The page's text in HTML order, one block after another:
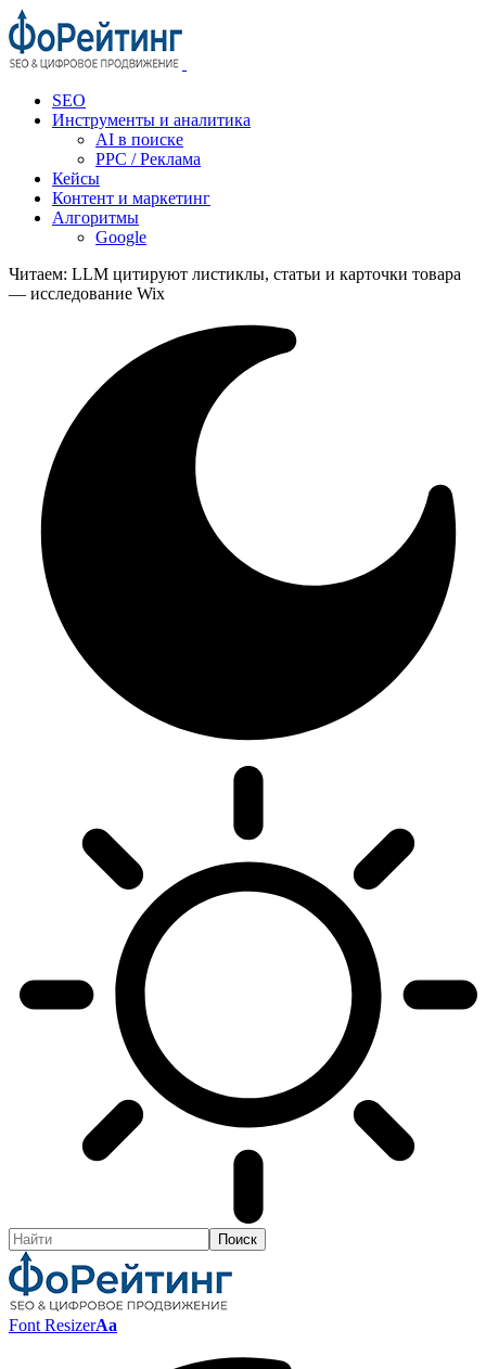
SEO
Инструменты и аналитика
AI в поиске
PPC / Реклама
Кейсы
Контент и маркетинг
Алгоритмы
Google
Читаем: LLM цитируют листиклы, статьи и карточки товара
— исследование Wix
Font ResizerAa